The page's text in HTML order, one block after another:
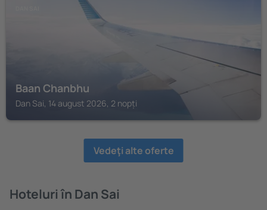
Baan Chanbhu
Dan Sai, 14 august 2026, 2 nopți
Vedeţi alte oferte
Hoteluri în Dan Sai